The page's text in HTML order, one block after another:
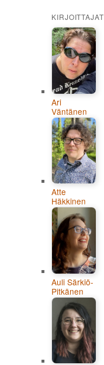
KIRJOITTAJAT
Ari
Väntänen
Atte
Häkkinen
Auli Särkiö-
Pitkänen